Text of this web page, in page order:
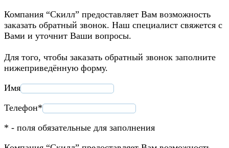
Компания “Скилл” предоставляет Вам возможность
заказать обратный звонок. Наш специалист свяжется с
Вами и уточнит Ваши вопросы.
Для того, чтобы заказать обратный звонок заполните
нижеприведённую форму.
Имя
Телефон*
* - поля обязательные для заполнения